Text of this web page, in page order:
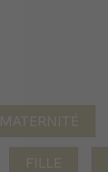
MATERNITÉ
FILLE